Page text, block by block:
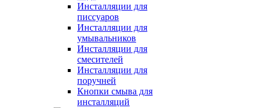
Инсталляции для
писсуаров
Инсталляции для
умывальников
Инсталляции для
смесителей
Инсталляции для
поручней
Кнопки смыва для
инсталляций